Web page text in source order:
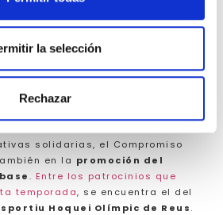
la selección
Rechazar
se inauguró en la Navidad
atiende a 120 usuarios.
con el
de Reus
solidarias, el Compromiso
en la promoción del
. Entre los patrocinios que
temporada, se encuentra el del
Hoquei Olímpic de Reus.